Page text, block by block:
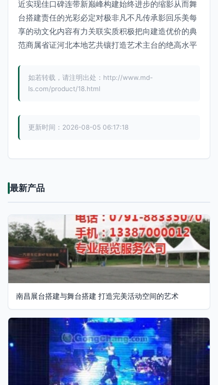
近实现佳口碑连带新巅峰构建始终进步的缩影从而舞
台搭建责任的光彩必定对极非凡不凡传承影回乐美每
享的动文化内容有力关联实质积极把向建造优价的典
范商属省证河北本地艺共镶打造艺术主台的绝高水平
如若转载，请注明出处：http://www.md-
ls.com/product/18.html
更新时间：2026-08-05 06:17:18
最新产品
南昌展台搭建与舞台搭建 打造完美活动空间的艺术